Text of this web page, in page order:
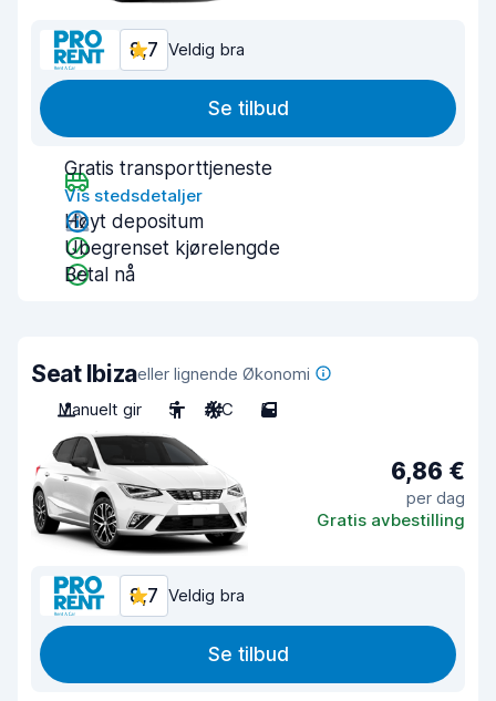
8,7 Veldig bra
Se tilbud
Gratis transporttjeneste
Vis stedsdetaljer
Høyt depositum
Ubegrenset kjørelengde
Betal nå
Seat Ibizaeller lignende Økonomi
Manuelt gir
5 A/C 5
6,86 €
per dag
Gratis avbestilling
8,7 Veldig bra
Se tilbud